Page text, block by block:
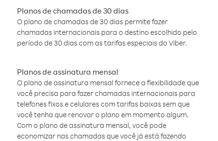
Planos de chamadas de 30 dias
O plano de chamadas de 30 dias permite fazer
chamadas internacionais para o destino escolhido pelo
período de 30 dias com as tarifas especiais do Viber.
Planos de assinatura mensal
O plano de assinatura mensal fornece a flexibilidade que
você precisa para fazer chamadas internacionais para
telefones fixos e celulares com tarifas baixas sem que
você tenha que renovar o plano em momento algum.
Com o plano de assinatura mensal, você pode
economizar nas chamadas que você já está fazendo